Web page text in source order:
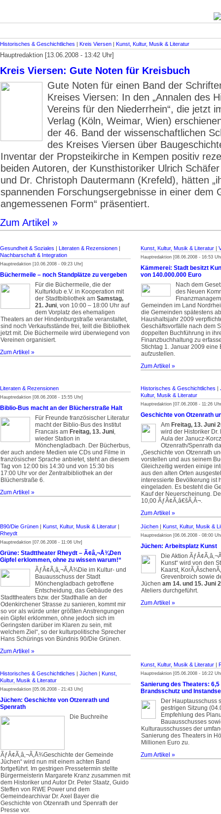
Historisches & Geschichtliches | Kreis Viersen | Kunst, Kultur, Musik & Literatur
Hauptredaktion [13.06.2008 - 13:42 Uhr]
Kreis Viersen: Gute Noten für Kreisbuch
Gute Noten für einen Band der
Kreises Viersen: In den „Annalen des
Vereins für den Niederrhein“, die jetzt
Verlag (Köln, Weimar, Wien)
der 46. Band der wissenschaftlichen
des Kreises Viersen über
Inventar der Propsteikirche in Kempen positiv
beiden Autoren, der Kunsthistoriker Ulrich
und Dr. Christoph Dautermann (Krefeld), hätten
spannenden Forschungsergebnisse in einer dem
angemessenen Form“ präsentiert.
Zum Artikel »
Gesundheit & Soziales | Literaten & Rezensionen |
Nachbarschaft & Integration
Hauptredaktion [10.06.2008 - 09:23 Uhr]
Büchermeile – noch Standplätze zu vergeben
Für die Büchermeile, die der
Kulturklub e.V. in Kooperation mit
der Stadtbibliothek am Samstag,
21. Juni, von 10:00 – 18:00 Uhr auf
dem Vorplatz des ehemaligen
Theaters an der Hindenburgstraße veranstaltet,
sind noch Verkaufsstände frei, teilt die Bibliothek
jetzt mit. Die Büchermeile wird überwiegend von
Vereinen organisiert.
Zum Artikel »
Kunst, Kultur, Musik & Literatur |
Hauptredaktion [08.06.2008 - 16:53
Kämmerei: Stadt besitzt
von 140.000.000 Euro
Nach dem
des Neuen
Gemeinden im Land
die Gemeinden spätestens
Haushaltsjahr 2009
Geschäftsvorfälle nach dem
doppelten Buchführung in
Finanzbuchhaltung zu
Stichtag 1. Januar 2009 eine
aufzustellen.
Zum Artikel »
Literaten & Rezensionen
Hauptredaktion [08.06.2008 - 15:55 Uhr]
Biblio-Bus macht an der Blücherstraße Halt
Für Freunde französischer Literatur
macht der Biblio-Bus des Institut
Francais am Freitag, 13. Juni,
wieder Station in
Mönchengladbach. Der Bücherbus,
der auch andere Medien wie CDs und Filme in
französischer Sprache anbietet, steht an diesem
Tag von 12:00 bis 14:30 und von 15:30 bis
17:00 Uhr vor der Zentralbibliothek an der
Blücherstraße 6.
Zum Artikel »
Historisches & Geschichtliches |
Kultur, Musik & Literatur
Hauptredaktion [07.06.2008 - 11:26
Geschichte von Otzenrath
Am Freitag, 13. Juni
wird der Historiker Dr.
Aula der Janucz-
Otzenrath/Spenrath
„Geschichte von Otzenrath
vorstellen und aus seinem
Gleichzeitig werden einige
aus den alten Orten
interessierte Bevölkerung ist
eingeladen. Es besteht die
Kauf der Neuerscheinung.
10,00 ÃƒÂ¢Ã‚â€šÃ‚Â¬.
Zum Artikel »
B90/Die Grünen | Kunst, Kultur, Musik & Literatur |
Rheydt
Hauptredaktion [07.06.2008 - 11:06 Uhr]
Grüne: Stadttheater Rheydt – Ã¢â‚¬Å¾Den
Gipfel erklommen, ohne zu wissen warum!“
ÃƒÂ¢Ã‚â‚¬Ã‚Å¾Die im Kultur- und
Bauausschuss der Stadt
Mönchengladbach getroffene
Entscheidung, das Gebäude des
Stadttheaters bzw. der Stadthalle an der
Odenkirchener Strasse zu sanieren, kommt mir
so vor als würde unter größten Anstrengungen
ein Gipfel erklommen, ohne jedoch sich im
Geringsten darüber im Klaren zu sein, mit
welchem Ziel“, so der kulturpolitische Sprecher
Hans Schürings von Bündnis 90/Die Grünen.
Zum Artikel »
Jüchen | Kunst, Kultur, Musik &
Hauptredaktion [06.06.2008 - 08:00
Jüchen: Arbeitsplatz Kunst
Die Aktion
Kunst“ wird von den
Kaarst,
Grevenbroich sowie
Jüchen am 14. und 15. Juni
Ateliers durchgeführt.
Zum Artikel »
Historisches & Geschichtliches | Jüchen | Kunst,
Kultur, Musik & Literatur
Hauptredaktion [05.06.2008 - 21:43 Uhr]
Jüchen: Geschichte von Otzenrath und
Spenrath
Die Buchreihe
ÃƒÂ¢Ã‚â‚¬Ã‚Å¾Geschichte der Gemeinde
Jüchen“ wird nun mit einem achten Band
fortgeführt. Im gestrigen Pressetermin stellte
Bürgermeisterin Margarete Kranz zusammen mit
dem Historiker und Autor Dr. Peter Staatz, Guido
Steffen von RWE Power und dem
Gemeindearchivar Dr. Axel Bayer die
Geschichte von Otzenrath und Spenrath der
Presse vor.
Kunst, Kultur, Musik & Literatur |
Hauptredaktion [05.06.2008 - 16:22
Sanierung des Theaters:
Brandsschutz und
Der Hauptausschuss
gestrigen Sitzung
Empfehlung des
Bauausschusses
Kulturausschusses der
Sanierung des Theaters in
Millionen Euro zu.
Zum Artikel »